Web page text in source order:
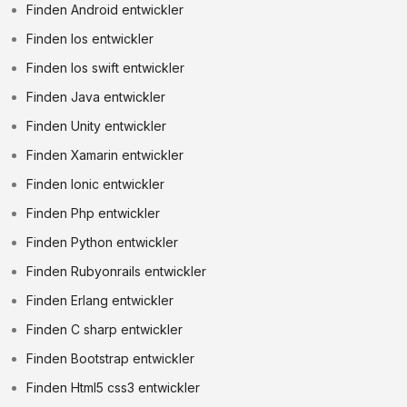
Finden Android entwickler
Finden Ios entwickler
Finden Ios swift entwickler
Finden Java entwickler
Finden Unity entwickler
Finden Xamarin entwickler
Finden Ionic entwickler
Finden Php entwickler
Finden Python entwickler
Finden Rubyonrails entwickler
Finden Erlang entwickler
Finden C sharp entwickler
Finden Bootstrap entwickler
Finden Html5 css3 entwickler